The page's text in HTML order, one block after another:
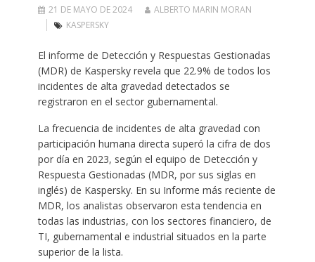
21 DE MAYO DE 2024
ALBERTO MARIN MORAN
KASPERSKY
El informe de Detección y Respuestas Gestionadas
(MDR) de Kaspersky revela que 22.9% de todos los
incidentes de alta gravedad detectados se
registraron en el sector gubernamental.
La frecuencia de incidentes de alta gravedad con
participación humana directa superó la cifra de dos
por día en 2023, según el equipo de Detección y
Respuesta Gestionadas (MDR, por sus siglas en
inglés) de Kaspersky. En su Informe más reciente de
MDR, los analistas observaron esta tendencia en
todas las industrias, con los sectores financiero, de
TI, gubernamental e industrial situados en la parte
superior de la lista.